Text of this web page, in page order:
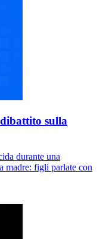
sulla
durante una
madre: figli parlate con